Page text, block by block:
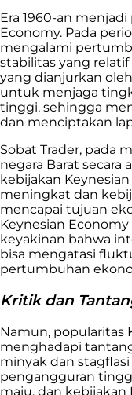
Era 1960-an
Economy. Pada
mengalami
stabilitas yang
yang dianjurkan
untuk menjaga
tinggi, sehingga
dan menciptakan
Sobat Trader, pada
negara Barat
kebijakan
meningkat dan
mencapai tujuan
Keynesian
keyakinan bahwa
bisa mengatasi
pertumbuhan
Kritik dan
Namun, popularitas
menghadapi
minyak dan
pengangguran
maju, dan kebijakan